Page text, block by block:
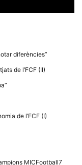
diferències”
de l’FCF (II)
de l’FCF (I)
MICFootball7
del
tan
Si